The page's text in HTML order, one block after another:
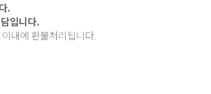
.
입니다.
내에 환불처리됩니다.